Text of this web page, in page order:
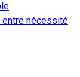
entre nécessité